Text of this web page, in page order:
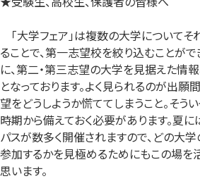
「大学フェア」は複数の大学について
ることで、第一志望校を絞り込むことが
に、第二・第三志望の大学を見据えた情
となっております。よく見られるのが出願
望をどうしようか慌ててしまうこと。そう
時期から備えておく必要があります。夏
パスが数多く開催されますので、どの大
参加するかを見極めるためにもこの場を
思います。